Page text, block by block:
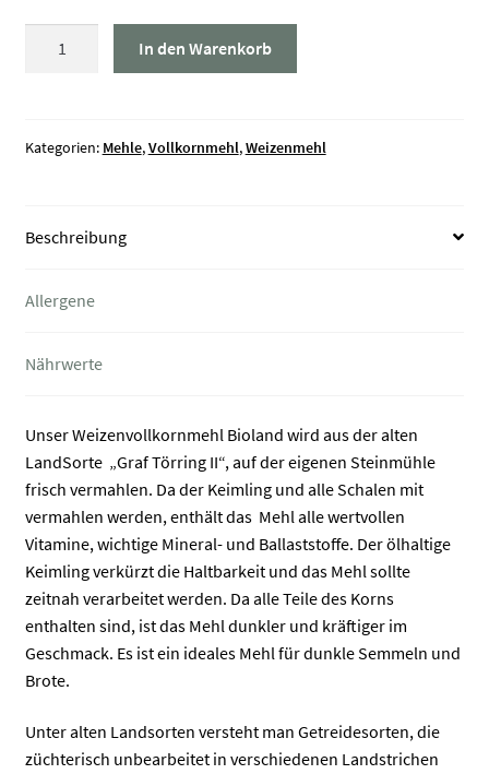
II
In den Warenkorb
Kategorien: Mehle,Vollkornmehl,Weizenmehl
Beschreibung
Allergene
Nährwerte
Unser Weizenvollkornmehl Bioland wird aus der alten
LandSorte „Graf Törring II“, auf der eigenen Steinmühle
frisch vermahlen. Da der Keimling und alle Schalen mit
vermahlen werden, enthält das Mehl alle wertvollen
Vitamine, wichtige Mineral- und Ballaststoffe. Der ölhaltige
Keimling verkürzt die Haltbarkeit und das Mehl sollte
zeitnah verarbeitet werden. Da alle Teile des Korns
enthalten sind, ist das Mehl dunkler und kräftiger im
Geschmack. Es ist ein ideales Mehl für dunkle Semmeln und
Brote.
Unter alten Landsorten versteht man Getreidesorten, die
züchterisch unbearbeitet in verschiedenen Landstrichen